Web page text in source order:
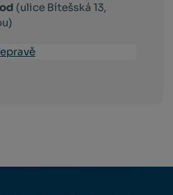
(ulice Bítešská 13,